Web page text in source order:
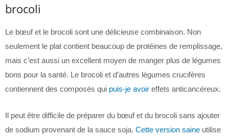
brocoli
Le bœuf et le brocoli sont une délicieuse combinaison. Non
seulement le plat contient beaucoup de protéines de remplissage,
mais c’est aussi un excellent moyen de manger plus de légumes
bons pour la santé. Le brocoli et d’autres légumes crucifères
contiennent des composés qui puis-je avoir effets anticancéreux.
Il peut être difficile de préparer du bœuf et du brocoli sans ajouter
de sodium provenant de la sauce soja. Cette version saine utilise